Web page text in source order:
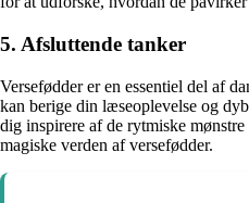
5. Afsluttende tanker
Versefødder er en essentiel del af
kan berige din læseoplevelse og
dig inspirere af de rytmiske
magiske verden af versefødder.